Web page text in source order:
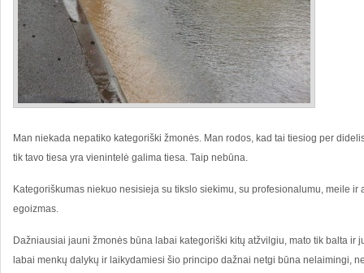
Man niekada nepatiko kategoriški žmonės. Man rodos, kad tai tiesiog per
tik tavo tiesa yra vienintelė galima tiesa. Taip nebūna.
Kategoriškumas niekuo nesisieja su tikslo siekimu, su profesionalumu, meile ir
egoizmas.
Dažniausiai jauni žmonės būna labai kategoriški kitų atžvilgiu, mato tik balta ir
labai menkų dalykų ir laikydamiesi šio principo dažnai netgi būna nelaimingi,